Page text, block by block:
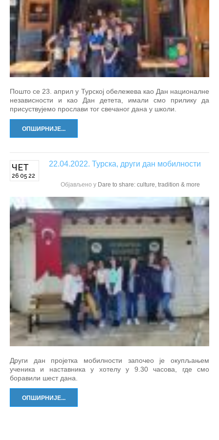
Пошто се 23. април у Турској обележева као Дан националне
независности и као Дан детета, имали смо прилику да
присуствујемо прослави тог свечаног дана у школи.
ОПШИРНИЈЕ...
ЧЕТ
26 05 22
22.04.2022. Турска, други дан мобилности
Објављено у Dare to share: culture, tradition & more
Други дан пројетка мобилности започео је окупљањем
ученика и наставника у хотелу у 9.30 часова, где смо
боравили шест дана.
ОПШИРНИЈЕ...